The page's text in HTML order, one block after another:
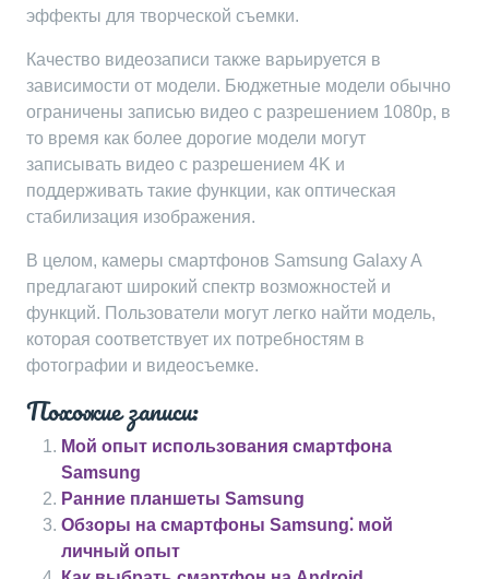
эффекты для творческой съемки.
Качество видеозаписи также варьируется в
зависимости от модели. Бюджетные модели обычно
ограничены записью видео с разрешением 1080p, в
то время как более дорогие модели могут
записывать видео с разрешением 4K и
поддерживать такие функции, как оптическая
стабилизация изображения.
В целом, камеры смартфонов Samsung Galaxy A
предлагают широкий спектр возможностей и
функций. Пользователи могут легко найти модель,
которая соответствует их потребностям в
фотографии и видеосъемке.
Похожие записи:
Мой опыт использования смартфона
Samsung
Ранние планшеты Samsung
Обзоры на смартфоны Samsung⁚ мой
личный опыт